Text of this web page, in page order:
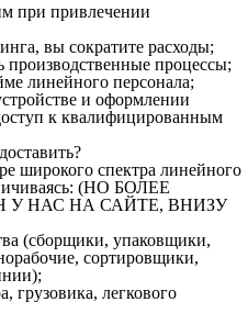
при привлечении
вы сократите расходы;
производственные процессы;
линейного персонала;
и оформлении
к квалифицированным
широкого спектра линейного
(НО БОЛЕЕ
У НАС НА САЙТЕ, ВНИЗУ
(сборщики, упаковщики,
сортировщики,
грузовика, легкового